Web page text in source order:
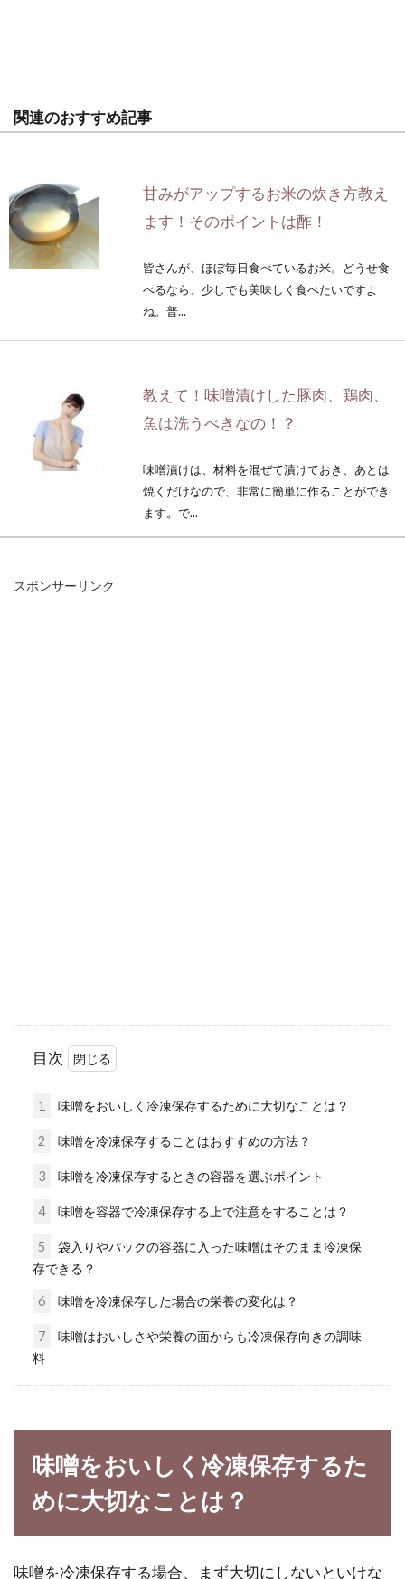
関連のおすすめ記事
甘みがアップするお米の炊き方教え
ます！そのポイントは酢！
皆さんが、ほぼ毎日食べているお米。どうせ食
べるなら、少しでも美味しく食べたいですよ
ね。普...
教えて！味噌漬けした豚肉、鶏肉、
魚は洗うべきなの！？
味噌漬けは、材料を混ぜて漬けておき、あとは
焼くだけなので、非常に簡単に作ることができ
ます。で...
活用した時短調理レシピ！
け、自然の...
電子レンジで簡単スピーディ！おい
コンロで調理するのは大変です。そんな時、電
身の保存期限と保存方法！
スーパーなどで、イカやマグロなどの刺身を買
って食べますよね。生ものだから、早く食べて
スポンサーリンク
目次
1 味噌をおいしく冷凍保存するために大切なことは？
2 味噌を冷凍保存することはおすすめの方法？
3 味噌を冷凍保存するときの容器を選ぶポイント
4 味噌を容器で冷凍保存する上で注意をすることは？
5
袋入りやパックの容器に入った味噌はそのまま冷凍保
存できる？
6 味噌を冷凍保存した場合の栄養の変化は？
7
味噌はおいしさや栄養の面からも冷凍保存向きの調味
料
味噌をおいしく冷凍保存するた
めに大切なことは？
味噌を冷凍保存する場合、まず大切にしないといけな